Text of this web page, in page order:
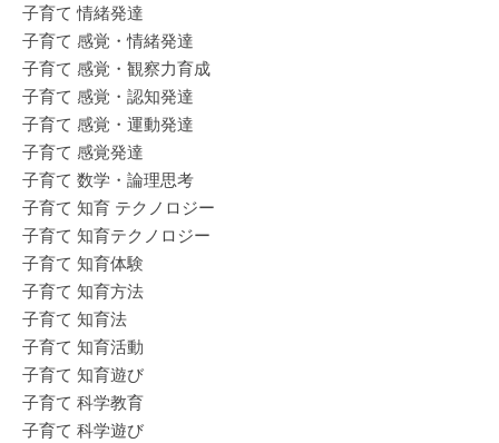
子育て 情緒発達
子育て 感覚・情緒発達
子育て 感覚・観察力育成
子育て 感覚・認知発達
子育て 感覚・運動発達
子育て 感覚発達
子育て 数学・論理思考
子育て 知育 テクノロジー
子育て 知育テクノロジー
子育て 知育体験
子育て 知育方法
子育て 知育法
子育て 知育活動
子育て 知育遊び
子育て 科学教育
子育て 科学遊び